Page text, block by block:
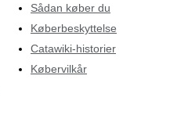
Sådan køber du
Køberbeskyttelse
Catawiki-historier
Købervilkår